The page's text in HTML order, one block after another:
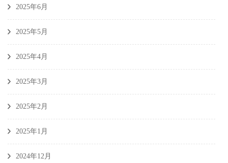
2025年6月
2025年5月
2025年4月
2025年3月
2025年2月
2025年1月
2024年12月